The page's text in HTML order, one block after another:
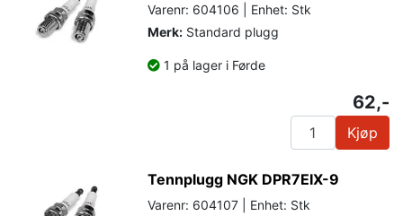
Varenr: 604106 | Enhet: Stk
Merk: Standard plugg
1 på lager i Førde
62,-
Kjøp
Tennplugg NGK DPR7EIX-9
Varenr: 604107 | Enhet: Stk